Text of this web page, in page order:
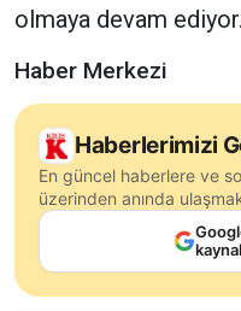
olmaya devam ediyor.
Haber Merkezi
Haberlerimizi
En güncel haberlere ve
üzerinden anında